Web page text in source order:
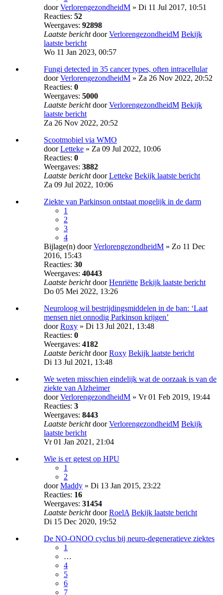
doorVerlorengezondheidM » Di 11 Jul 2017, 10:51
Reacties: 52
Weergaves: 92898
Laatste berichtdoorVerlorengezondheidM Bekijk
laatste bericht
Wo 11 Jan 2023, 00:57
Fungi detected in 35 cancer types, often intracellular
doorVerlorengezondheidM » Za 26 Nov 2022, 20:52
Reacties: 0
Weergaves: 5000
Laatste berichtdoorVerlorengezondheidM Bekijk
laatste bericht
Za 26 Nov 2022, 20:52
Scootmobiel via WMO
doorLetteke » Za 09 Jul 2022, 10:06
Reacties: 0
Weergaves: 3882
Laatste berichtdoorLetteke Bekijk laatste bericht
Za 09 Jul 2022, 10:06
Ziekte van Parkinson ontstaat mogelijk in de darm
1
2
3
4
Bijlage(n) doorVerlorengezondheidM » Zo 11 Dec
2016, 15:43
Reacties: 30
Weergaves: 40443
Laatste berichtdoorHenriëtte Bekijk laatste bericht
Do 05 Mei 2022, 13:26
Neuroloog wil bestrijdingsmiddelen in de ban: ‘Laat
mensen niet onnodig Parkinson krijgen’
doorRoxy » Di 13 Jul 2021, 13:48
Reacties: 0
Weergaves: 4182
Laatste berichtdoorRoxy Bekijk laatste bericht
Di 13 Jul 2021, 13:48
We weten misschien eindelijk wat de oorzaak is van de
ziekte van Alzheimer
doorVerlorengezondheidM » Vr 01 Feb 2019, 19:44
Reacties: 3
Weergaves: 8443
Laatste berichtdoorVerlorengezondheidM Bekijk
laatste bericht
Vr 01 Jan 2021, 21:04
Wie is er getest op HPU
1
2
doorMaddy » Di 13 Jan 2015, 23:22
Reacties: 16
Weergaves: 31454
Laatste berichtdoorRoelA Bekijk laatste bericht
Di 15 Dec 2020, 19:52
De NO-ONOO cyclus bij neuro-degeneratieve ziektes
1
…
4
5
6
7